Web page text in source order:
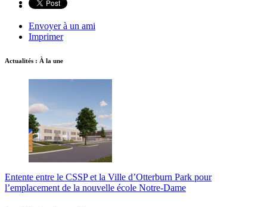
Envoyer à un ami
Imprimer
Actualités : À la une
Entente entre le CSSP et la Ville d’Otterburn Park pour
l’emplacement de la nouvelle école Notre-Dame